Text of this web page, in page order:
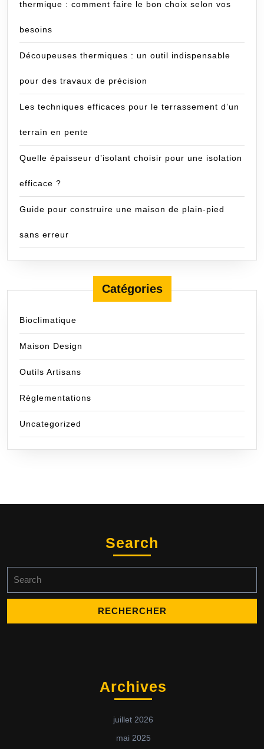
thermique : comment faire le bon choix selon vos
besoins
Découpeuses thermiques : un outil indispensable
pour des travaux de précision
Les techniques efficaces pour le terrassement d’un
terrain en pente
Quelle épaisseur d’isolant choisir pour une isolation
efficace ?
Guide pour construire une maison de plain-pied
sans erreur
Catégories
Bioclimatique
Maison Design
Outils Artisans
Règlementations
Uncategorized
Search
for:
Archives
juillet 2026
mai 2025